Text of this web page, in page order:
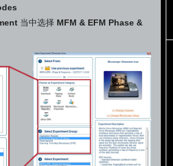
当中选择 MFM & EFM Phase &